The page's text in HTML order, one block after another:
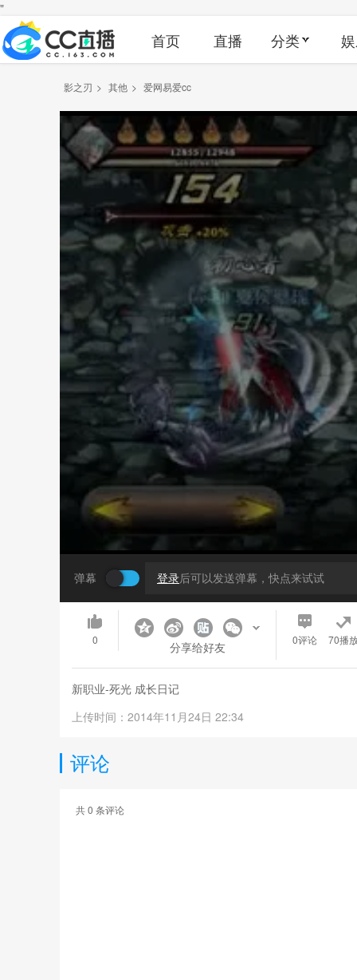
"
首页 直播 分类
影之刃 > 其他 > 爱网易爱cc
弹幕 登录后可以发送弹幕，快点来试试
0 分享给好友 0评论 70播
新职业-死光 成长日记
上传时间：2014年11月24日 22:34
评论
共0 条评论